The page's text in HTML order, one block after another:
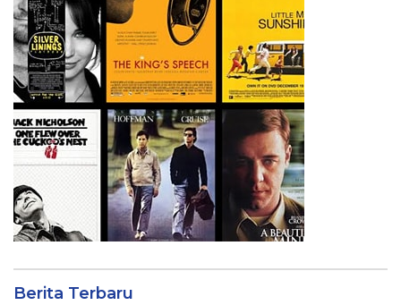
Berita Terbaru